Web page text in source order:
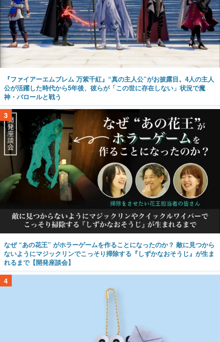
『ファイアーエムブレム 万紫千紅』“真の主人公”がお披露目。4人の主人
公が活躍した時代から5年後、彼らが「この世に存在しない」状況で魔
神・バロールと戦う
3
なぜ “あの花王” がホラーゲームを作ることになったのか？ 敵に見つから
ないようにマジックリンでこっそり掃除する『しずかなおそうじ』が生ま
れるまで【開発座談会】
4